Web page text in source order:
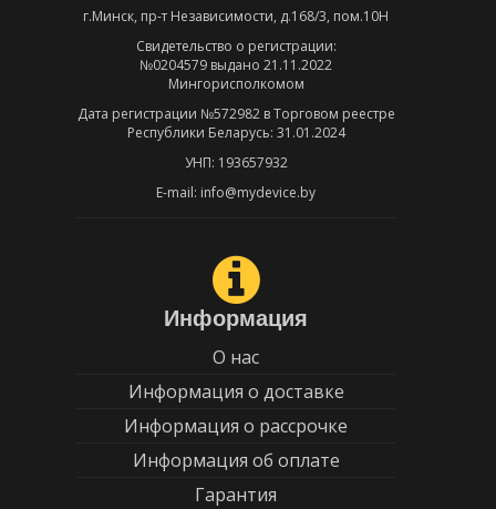
г.Минск, пр-т Независимости, д.168/3, пом.10Н
Свидетельство о регистрации:
№0204579 выдано 21.11.2022
Мингорисполкомом
Дата регистрации №572982 в Торговом реестре
Республики Беларусь: 31.01.2024
УНП: 193657932
E-mail: info@mydevice.by
Информация
О нас
Информация о доставке
Информация о рассрочке
Информация об оплате
Гарантия